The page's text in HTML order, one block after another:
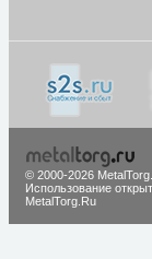
© 2000-2026
Использование
MetalTorg.Ru